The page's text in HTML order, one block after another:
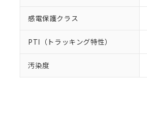
感電保護クラス
PTI（トラッキング特性）
汚染度